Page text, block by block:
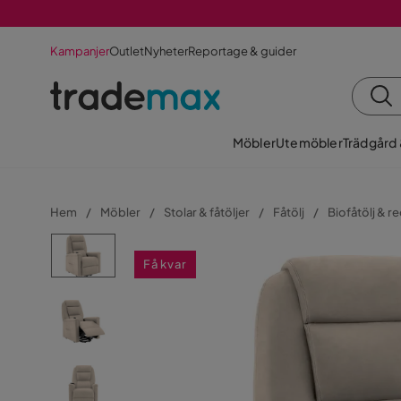
KampanjerOutletNyheterReportage & guider
MöblerUtemöblerTrädgård
Hem Möbler Stolar & fåtöljer Fåtölj Biofåtölj &
Få kvar